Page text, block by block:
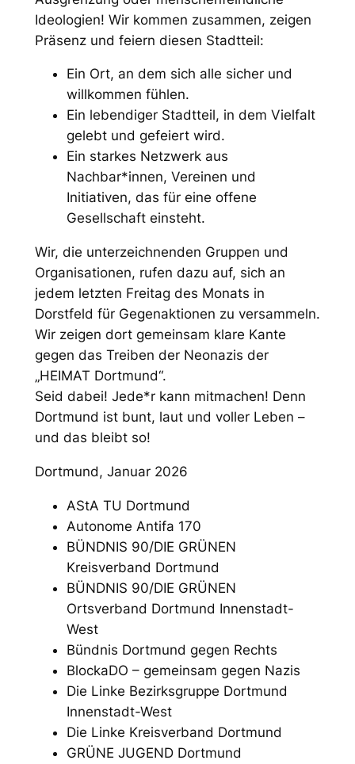
Ideologien! Wir kommen zusammen, zeigen
Präsenz und feiern diesen Stadtteil:
Ein Ort, an dem sich alle sicher und
willkommen fühlen.
Ein lebendiger Stadtteil, in dem Vielfalt
gelebt und gefeiert wird.
Ein starkes Netzwerk aus
Nachbar*innen, Vereinen und
Initiativen, das für eine offene
Gesellschaft einsteht.
Wir, die unterzeichnenden Gruppen und
Organisationen, rufen dazu auf, sich an
jedem letzten Freitag des Monats in
Dorstfeld für Gegenaktionen zu versammeln.
Wir zeigen dort gemeinsam klare Kante
gegen das Treiben der Neonazis der
„HEIMAT Dortmund“.
Seid dabei! Jede*r kann mitmachen! Denn
Dortmund ist bunt, laut und voller Leben –
und das bleibt so!
Dortmund, Januar 2026
AStA TU Dortmund
Autonome Antifa 170
BÜNDNIS 90/DIE GRÜNEN
Kreisverband Dortmund
BÜNDNIS 90/DIE GRÜNEN
Ortsverband Dortmund Innenstadt-
West
Bündnis Dortmund gegen Rechts
BlockaDO – gemeinsam gegen Nazis
Die Linke Bezirksgruppe Dortmund
Innenstadt-West
Die Linke Kreisverband Dortmund
GRÜNE JUGEND Dortmund